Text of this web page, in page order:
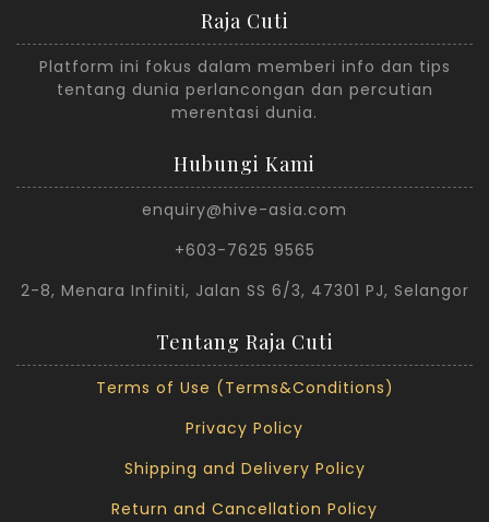
Raja Cuti
Platform ini fokus dalam memberi info dan tips
tentang dunia perlancongan dan percutian
merentasi dunia.
Hubungi Kami
enquiry@hive-asia.com
+603-7625 9565
2-8, Menara Infiniti, Jalan SS 6/3, 47301 PJ, Selangor
Tentang Raja Cuti
Terms of Use (Terms&Conditions)
Privacy Policy
Shipping and Delivery Policy
Return and Cancellation Policy